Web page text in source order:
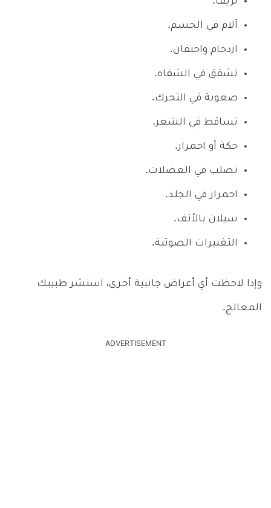
آلام في الجسم.
ازدحام واحتقان.
تشقق في الشفاه.
صعوبة في التحرك.
تساقط في الشعر.
حكة أو احمرار.
تصلب في العضلات.
احمرار في الجلد.
سيلان بالأنف.
التغييرات الصوتية.
وإذا لاحظت أي أعراض جانبية أخرى، استشر طبيبك
المعالج.
ADVERTISEMENT